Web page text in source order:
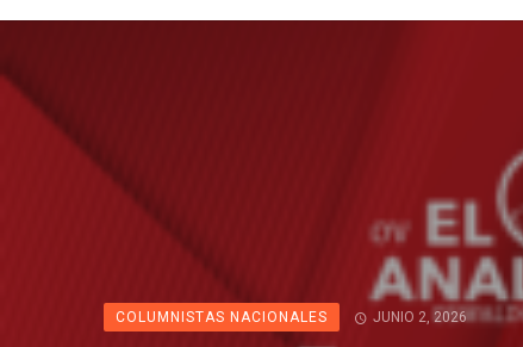
COLUMNISTAS NACIONALES JUNIO 2, 2026